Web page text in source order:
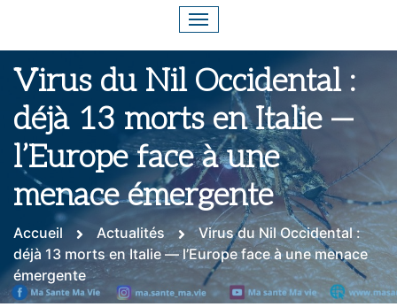
Virus du Nil Occidental :
déjà 13 morts en Italie —
l’Europe face à une
menace émergente
Accueil Actualités
Virus du Nil Occidental :
déjà 13 morts en Italie — l’Europe face à une menace
émergente